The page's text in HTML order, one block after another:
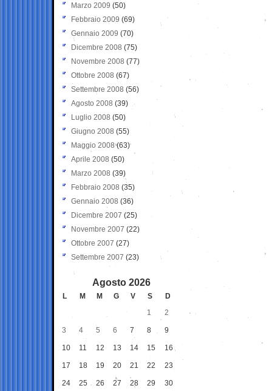
Marzo 2009 (50)
Febbraio 2009 (69)
Gennaio 2009 (70)
Dicembre 2008 (75)
Novembre 2008 (77)
Ottobre 2008 (67)
Settembre 2008 (56)
Agosto 2008 (39)
Luglio 2008 (50)
Giugno 2008 (55)
Maggio 2008(63)
Aprile 2008 (50)
Marzo 2008 (39)
Febbraio 2008 (35)
Gennaio 2008 (36)
Dicembre 2007 (25)
Novembre 2007 (22)
Ottobre 2007 (27)
Settembre 2007 (23)
Agosto 2026
L M M G V S
D
1
2
3 4 5 6 7 8 9
10 11 12 13 14 15 16
17 18 19 20 21 22 23
24 25 26 27 28 29 30